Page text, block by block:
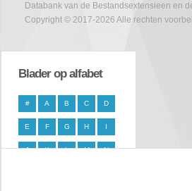
Databank van de Bestandsextensieen en
Copyright © 2017-2026 Alle rechten
Blader op alfabet
# A B C D
E F G H I
J K L M N